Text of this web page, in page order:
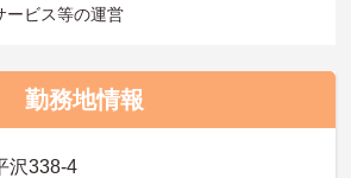
ービス等の運営
勤務地情報
沢338-4